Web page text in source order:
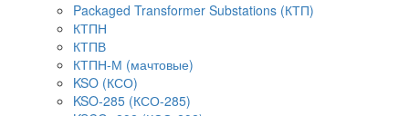
Packaged Transformer Substations (КТП)
КТПН
КТПВ
КТПН-М (мачтовые)
KSO (КСО)
KSO-285 (КСО-285)